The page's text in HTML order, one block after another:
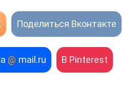
Поделиться Вконтакте
@ mail.ru В Pinterest